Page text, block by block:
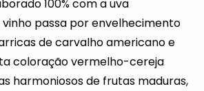
100% com a uva
passa por envelhecimento
de carvalho americano e
coloração vermelho-cereja
harmoniosos de frutas maduras,